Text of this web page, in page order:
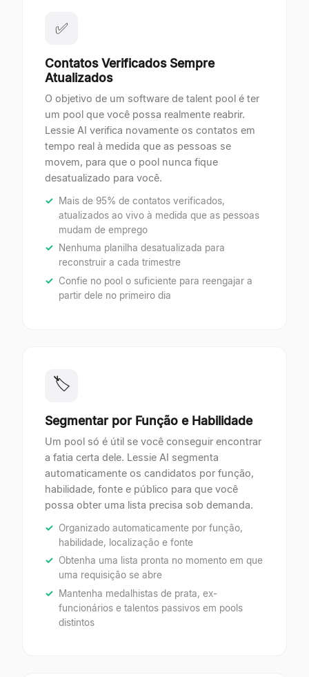
✅
Contatos Verificados Sempre
Atualizados
O objetivo de um software de talent pool é ter
um pool que você possa realmente reabrir.
Lessie AI verifica novamente os contatos em
tempo real à medida que as pessoas se
movem, para que o pool nunca fique
desatualizado para você.
Mais de 95% de contatos verificados,
atualizados ao vivo à medida que as pessoas
mudam de emprego
Nenhuma planilha desatualizada para
reconstruir a cada trimestre
Confie no pool o suficiente para reengajar a
partir dele no primeiro dia
🏷
Segmentar por Função e Habilidade
Um pool só é útil se você conseguir encontrar
a fatia certa dele. Lessie AI segmenta
automaticamente os candidatos por função,
habilidade, fonte e público para que você
possa obter uma lista precisa sob demanda.
Organizado automaticamente por função,
habilidade, localização e fonte
Obtenha uma lista pronta no momento em que
uma requisição se abre
Mantenha medalhistas de prata, ex-
funcionários e talentos passivos em pools
distintos